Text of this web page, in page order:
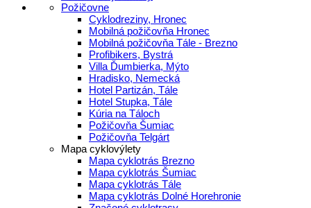
Požičovne
Cyklodreziny, Hronec
Mobilná požičovňa Hronec
Mobilná požičovňa Tále - Brezno
Profibikers, Bystrá
Villa Ďumbierka, Mýto
Hradisko, Nemecká
Hotel Partizán, Tále
Hotel Stupka, Tále
Kúria na Táloch
Požičovňa Šumiac
Požičovňa Telgárt
Mapa cyklovýlety
Mapa cyklotrás Brezno
Mapa cyklotrás Šumiac
Mapa cyklotrás Tále
Mapa cyklotrás Dolné Horehronie